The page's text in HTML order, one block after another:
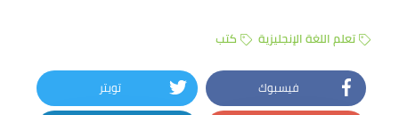
تعلم اللغة الإنجليزية كتب
فيسبوك
تويتر